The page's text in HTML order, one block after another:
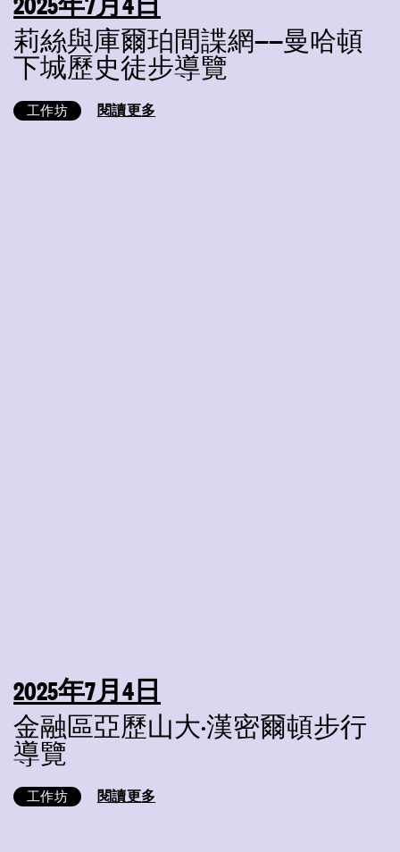
莉絲與庫爾珀間諜網——曼哈頓
下城歷史徒步導覽
工作坊 閱讀更多
2025年7月4日
金融區亞歷山大·漢密爾頓步行
導覽
工作坊 閱讀更多